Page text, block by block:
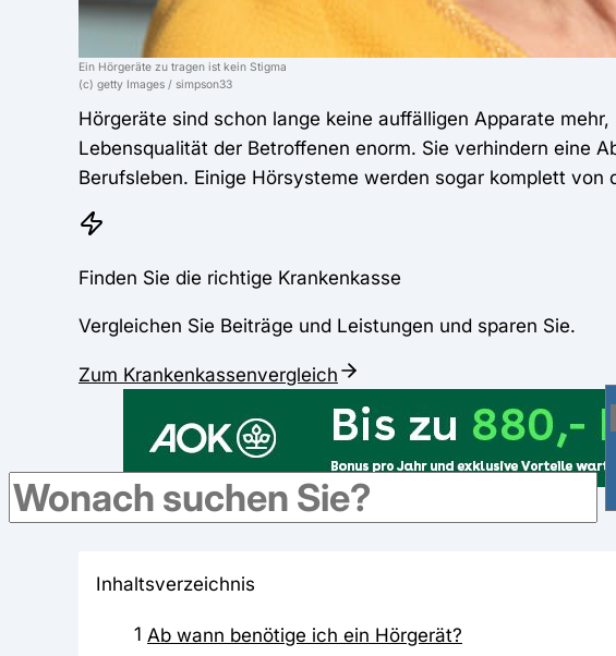
Ein Hörgeräte zu tragen ist kein Stigma
(c) getty Images / simpson33
Hörgeräte sind schon lange keine auffälligen Apparate
Lebensqualität der Betroffenen enorm. Sie verhindern eine
Berufsleben. Einige Hörsysteme werden sogar komplett von
Finden Sie die richtige Krankenkasse
Vergleichen Sie Beiträge und Leistungen und sparen Sie.
Zum Krankenkassenvergleich
Inhaltsverzeichnis
1 Ab wann benötige ich ein Hörgerät?